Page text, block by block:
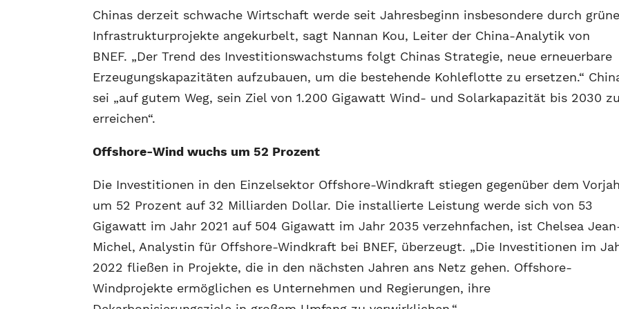
Chinas derzeit schwache Wirtschaft werde seit Jahresbeginn insbesondere durch grüne
Infrastrukturprojekte angekurbelt, sagt Nannan Kou, Leiter der China-Analytik von
BNEF. „Der Trend des Investitionswachstums folgt Chinas Strategie, neue erneuerbare
Erzeugungskapazitäten aufzubauen, um die bestehende Kohleflotte zu ersetzen.“
sei „auf gutem Weg, sein Ziel von 1.200 Gigawatt Wind- und Solarkapazität bis 2030 zu
erreichen“.
Offshore-Wind wuchs um 52 Prozent
Die Investitionen in den Einzelsektor Offshore-Windkraft stiegen gegenüber dem
um 52 Prozent auf 32 Milliarden Dollar. Die installierte Leistung werde sich von 53
Gigawatt im Jahr 2021 auf 504 Gigawatt im Jahr 2035 verzehnfachen, ist Chelsea
Michel, Analystin für Offshore-Windkraft bei BNEF, überzeugt. „Die Investitionen im
2022 fließen in Projekte, die in den nächsten Jahren ans Netz gehen. Offshore-
Windprojekte ermöglichen es Unternehmen und Regierungen, ihre